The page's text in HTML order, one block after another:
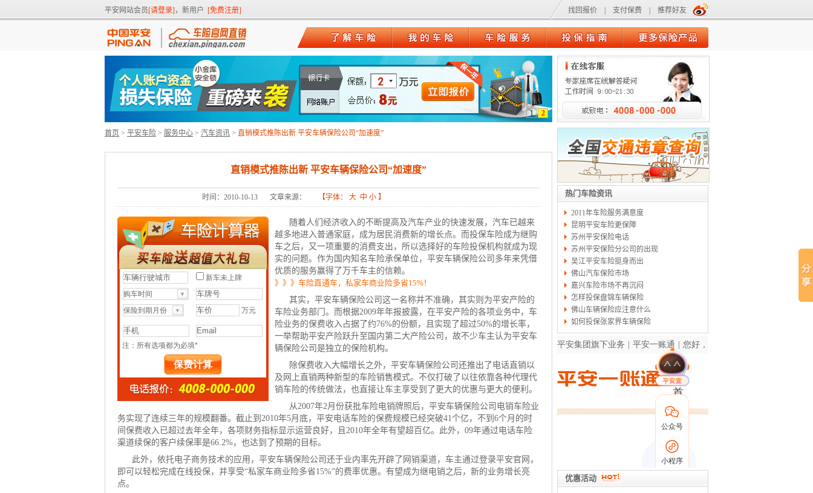
平安网站会员[请登录] ，新用户 [免费注册] 找回报价 支付保费 推荐好友
热门车险资讯
2011年车险服务满意度
昆明平安车险更保障
苏州平安保险电话
苏州平安保险分公司的出现
吴江平安车险挺身而出
佛山汽车保险市场
嘉兴车险市场不再沉闷
怎样投保盘锦车辆保险
佛山车辆保险应注意什么
如何投保张家界车辆保险
优惠活动
1 2
首页 > 平安车险 > 服务中心 > 汽车资讯 > 直销模式推陈出新 平安车辆保险公司“加速度”
直销模式推陈出新 平安车辆保险公司“加速度”
时间：2010-10-13 文章来源： 【字体： 大 中 小 】
随着人们经济收入的不断提高及汽车产业的快速发展，汽车已越来
越多地进入普通家庭，成为居民消费新的增长点。而投保车险成为继购
车之后，又一项重要的消费支出，所以选择好的车险投保机构就成为现
实的问题。作为国内知名车险承保单位，平安车辆保险公司 多年来凭借
优质的服务赢得了万千车主的信赖。
》》》车险直通车，私家车商业险多省15%！
其实，平安车辆保险公司 这一名称并不准确，其实则为平安产险的
车险业务部门。而根据2009年年报披露，在平安产险的各项业务中，车
险业务的保费收入占据了约76%的份额，且实现了超过50%的增长率，
一举帮助平安产险跃升至国内第二大产险公司，故不少车主认为平安车
辆保险公司是独立的保险机构。
除保费收入大幅增长之外，平安车辆保险公司还推出了电话直销以
及网上直销两种新型的车险销售模式。不仅打破了以往依靠各种代理代
销车险的传统做法，也直接让车主享受到了更大的优惠与更大的便利。
从2007年2月份获批车险电销牌照后，平安车辆保险公司电销车险业
务实现了连续三年的规模翻番。截止到2010年5月底， 平安电话车险的保费规模已经突破41个亿，不到6个月的时
间保费收入已超过去年全年，各项财务指标显示运营良好，且2010年全年有望超百亿。此外，09年通过电话车险
渠道续保的客户续保率是66.2%，也达到了预期的目标。
此外，依托电子商务技术的应用，平安车辆保险公司还于业内率先开辟了网销渠道，车主通过登录平安官网，
即可以轻松完成在线投保，并享受“私家车商业险多省15%”的费率优惠。有望成为继电销之后，新的业务增长亮
点。